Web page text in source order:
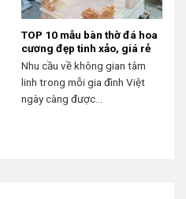
TOP 10 mẫu bàn thờ đá hoa
cương đẹp tinh xảo, giá rẻ
Nhu cầu về không gian tâm
linh trong mỗi gia đình Việt
ngày càng được...